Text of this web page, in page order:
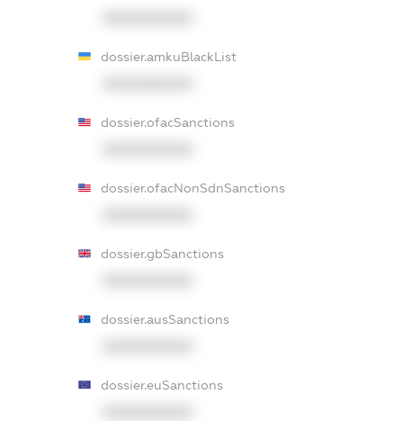
dossier.amkuBlackList
dossier.ofacSanctions
dossier.ofacNonSdnSanctions
dossier.gbSanctions
dossier.ausSanctions
dossier.euSanctions